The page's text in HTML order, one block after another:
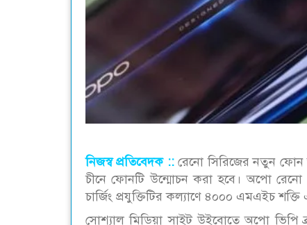
নিজস্ব প্রতিবেদক :: রেনো সিরিজের নতুন ফোন
চীনে ফোনটি উন্মোচন করা হবে। অপো রেনো
চার্জিং প্রযুক্তিটির কল্যাণে ৪০০০ এমএইচ
সোশ্যাল মিডিয়া সাইট উইবোতে অপো ভিপি